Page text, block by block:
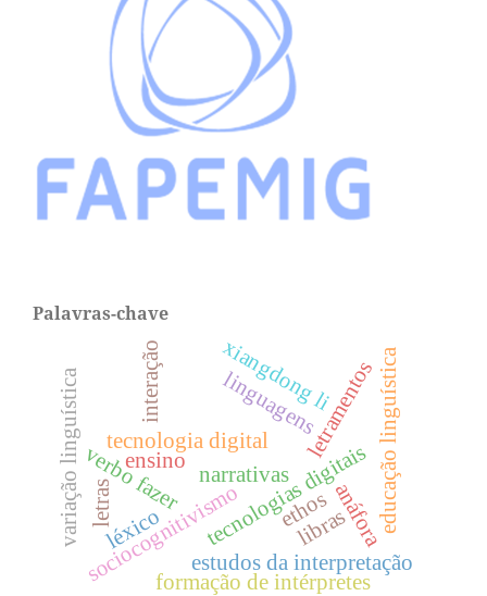
Palavras-chave
linguagensletramentos
ensino
tecnologia digital educação linguística
tecnologias digitais
xiangdong li
estudos da interpretação
formação de intérpretes
narrativas
interação
sociocognitivismo
verbo fazer
anáfora
variação linguística ethos
léxico libras
letras